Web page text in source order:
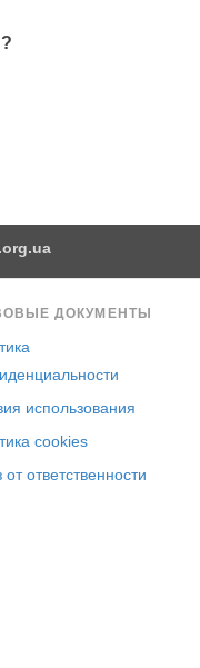
ДОКУМЕНТЫ
использования
cookies
от ответственности